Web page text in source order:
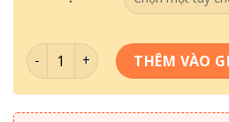
Tranh William Morris , Tranh
THÊM VÀO